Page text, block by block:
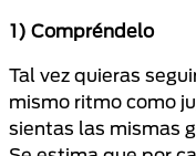
1) Compréndelo
Tal vez quieras
mismo ritmo como
sientas las mismas